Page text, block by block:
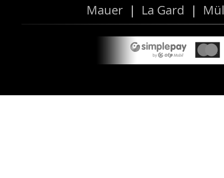
Mauer | La Gard |